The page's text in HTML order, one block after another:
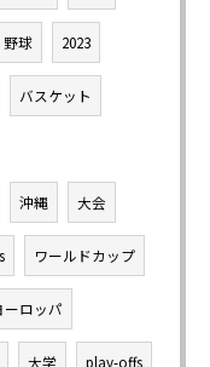
野球 2023
バスケット
沖縄 大会
ワールドカップ
ーロッパ
大学 play-offs